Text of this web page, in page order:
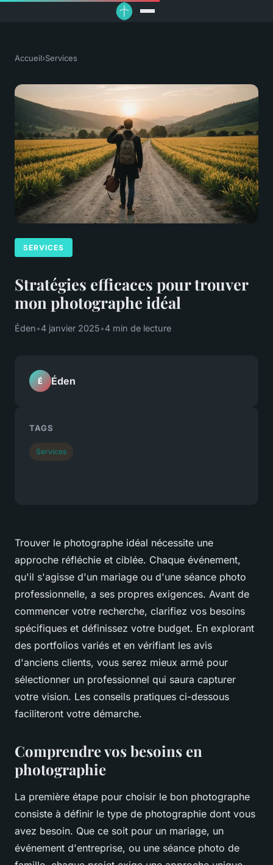
Accueil›Services
SERVICES
Stratégies efficaces pour trouver
mon photographe idéal
Éden•4 janvier 2025•4 min de lecture
Trouver le photographe idéal nécessite une
approche réfléchie et ciblée. Chaque événement,
qu'il s'agisse d'un mariage ou d'une séance photo
professionnelle, a ses propres exigences. Avant de
commencer votre recherche, clarifiez vos besoins
spécifiques et définissez votre budget. En explorant
des portfolios variés et en vérifiant les avis
d'anciens clients, vous serez mieux armé pour
sélectionner un professionnel qui saura capturer
votre vision. Les conseils pratiques ci-dessous
faciliteront votre démarche.
Comprendre vos besoins en
photographie
La première étape pour choisir le bon photographe
consiste à définir le type de photographie dont vous
avez besoin. Que ce soit pour un mariage, un
événement d'entreprise, ou une séance photo de
É Éden
TAGS
Services